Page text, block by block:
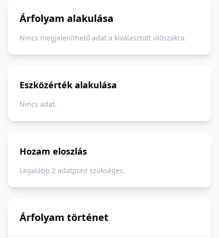
Árfolyam alakulása
Nincs megjeleníthető adat a kiválasztott időszakra.
Eszközérték alakulása
Nincs adat.
Hozam eloszlás
Legalább 2 adatpont szükséges.
Árfolyam történet